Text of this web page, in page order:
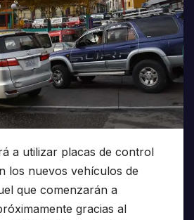
a utilizar placas de control
los nuevos vehículos de
que comenzarán a
gracias al